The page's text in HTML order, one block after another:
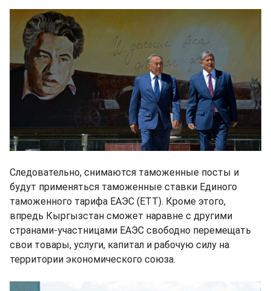
Следовательно, снимаются таможенные посты и
будут применяться таможенные ставки Единого
таможенного тарифа ЕАЭС (ЕТТ). Кроме этого,
впредь Кыргызстан сможет наравне с другими
странами-участницами ЕАЭС свободно перемещать
свои товары, услуги, капитал и рабочую силу на
территории экономического союза.